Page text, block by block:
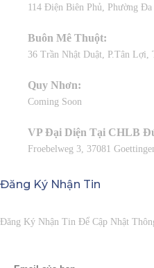
114 Điện Biên Phủ, Phường
Buôn Mê Thuột:
36 Trần Nhật Duật, P.Tân
Quy Nhơn:
Coming Soon
VP Đại Diện Tại CHLB
Froebelweg 3, 37081
Đăng Ký Nhận Tin
Đăng Ký Nhận Tin Để Cập Nhật